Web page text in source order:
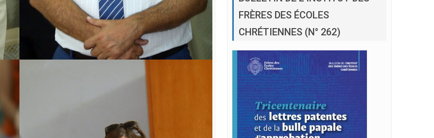
CHRÉTIENNES (N° 262)